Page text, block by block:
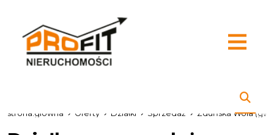
strona.glowna Oferty Działki Sprzedaż Zduńska Wola (gw)